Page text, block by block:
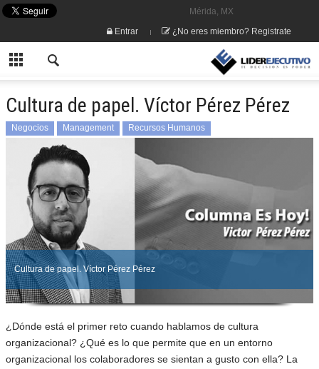
Mérida, MX
Entrar
¿No eres miembro? Registrate
Cultura de papel. Víctor Pérez Pérez
Negocios Management Recursos Humanos
Cultura de papel. Víctor Pérez Pérez
¿Dónde está el primer reto cuando hablamos de cultura
organizacional? ¿Qué es lo que permite que en un entorno
organizacional los colaboradores se sientan a gusto con ella? La